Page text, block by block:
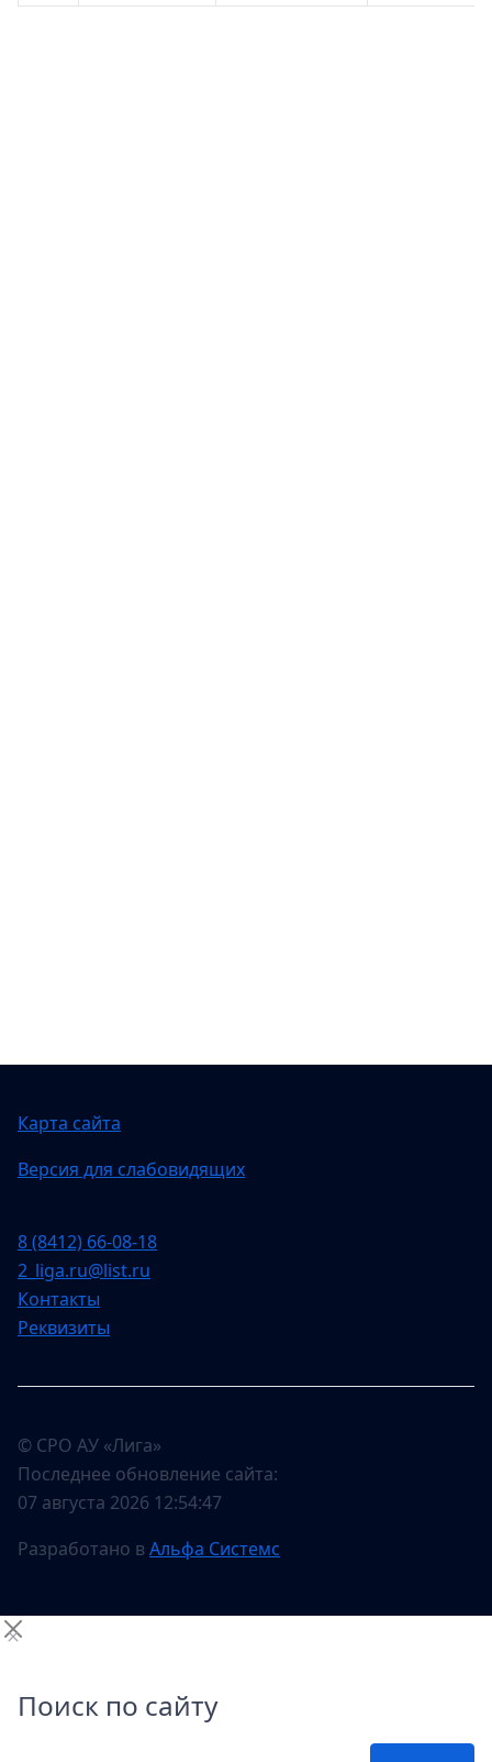
Карта сайта
Версия для слабовидящих
8 (8412) 66-08-18
2_liga.ru@list.ru
Контакты
Реквизиты
© СРО АУ «Лига»
Последнее обновление сайта:
07 августа 2026 12:54:47
Разработано вАльфа Системс
Поиск по сайту
Поиск по сайту